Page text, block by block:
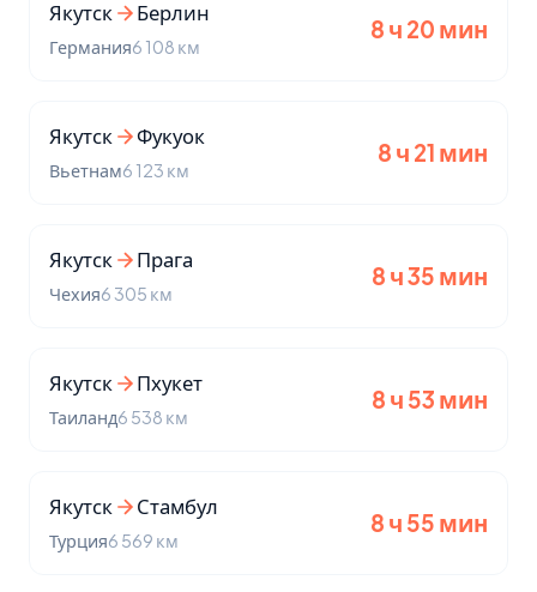
Якутск Берлин
Германия6 108 км
8 ч 20 мин
Якутск Фукуок
Вьетнам6 123 км
8 ч 21 мин
Якутск Прага
Чехия6 305 км
8 ч 35 мин
Якутск Пхукет
Таиланд6 538 км
8 ч 53 мин
Якутск Стамбул
Турция6 569 км
8 ч 55 мин